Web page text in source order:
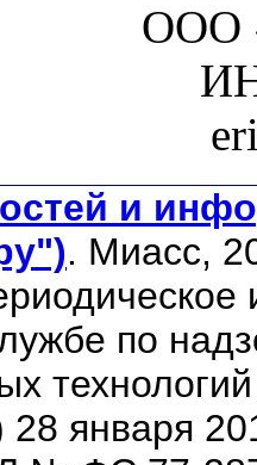
ООО
и
. Миасс,
по
января